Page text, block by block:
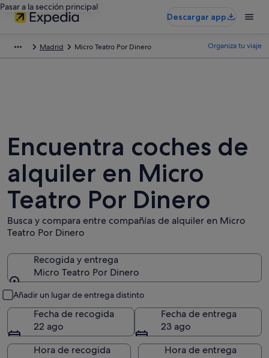
Pasar a la sección principal
Descargar app
Madrid Micro Teatro Por Dinero Organiza tu viaje
Encuentra coches de
alquiler en Micro
Teatro Por Dinero
Busca y compara entre compañías de alquiler en Micro
Teatro Por Dinero
Recogida y entrega
Micro Teatro Por Dinero
Añadir un lugar de entrega distinto
Fecha de recogida
22 ago
Fecha de entrega
23 ago
Hora de recogida
Hora de entrega